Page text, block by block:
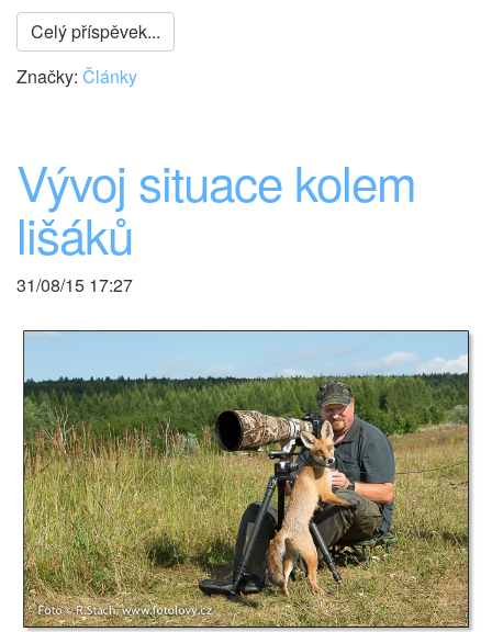
Celý příspěvek...
Značky: Články
Vývoj situace kolem
lišáků
31/08/15 17:27